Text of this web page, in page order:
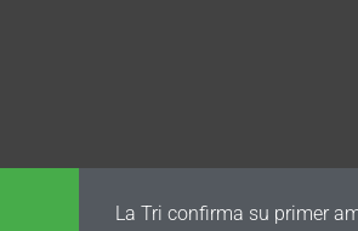
La Tri confirma su primer